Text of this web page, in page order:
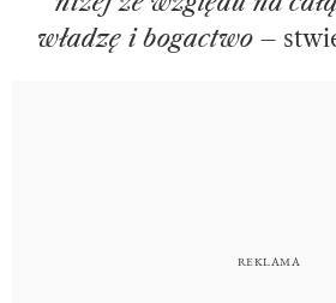
władzę i bogactwo –